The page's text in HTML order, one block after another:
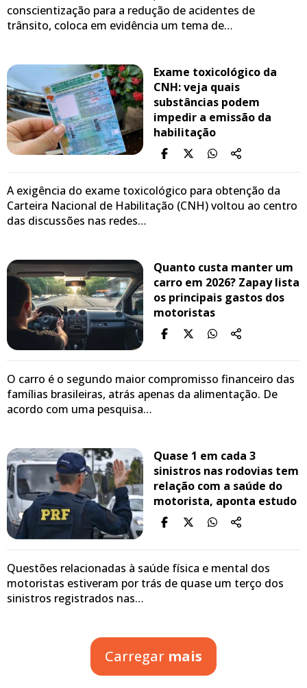
conscientização para a redução de acidentes de
trânsito, coloca em evidência um tema de…
Exame toxicológico da
CNH: veja quais
substâncias podem
impedir a emissão da
habilitação
A exigência do exame toxicológico para obtenção da
Carteira Nacional de Habilitação (CNH) voltou ao centro
das discussões nas redes…
Quanto custa manter um
carro em 2026? Zapay lista
os principais gastos dos
motoristas
O carro é o segundo maior compromisso financeiro das
famílias brasileiras, atrás apenas da alimentação. De
acordo com uma pesquisa…
Quase 1 em cada 3
sinistros nas rodovias tem
relação com a saúde do
motorista, aponta estudo
Questões relacionadas à saúde física e mental dos
motoristas estiveram por trás de quase um terço dos
sinistros registrados nas…
Carregar mais